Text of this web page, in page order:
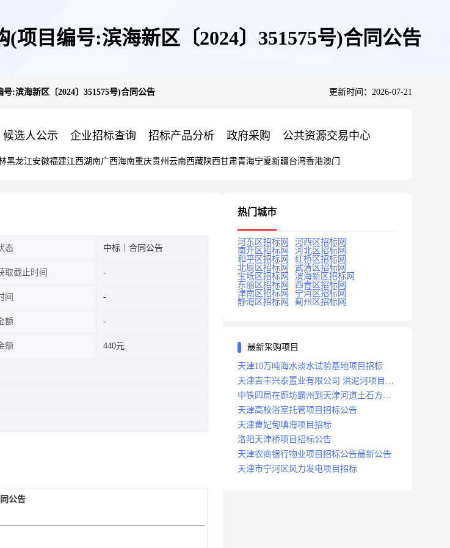
项目编号:滨海新区〔2024〕351575号)合同公告
:滨海新区〔2024〕351575号)合同公告 更新时间：2026-07-21
候选人公示 企业招标查询 招标产品分析 政府采购 公共资源交易中心
黑龙江安徽福建江西湖南广西海南重庆贵州 云南西藏陕西甘肃青海宁夏新疆台湾香港澳门
态 中标｜合同公告
取截止时间
间
额
额 440元
公告
热门城市
河东区招标网
河西区招标网
南开区招标网
河北区招标网
和平区招标网
红桥区招标网
北辰区招标网
武清区招标网
宝坻区招标网
滨海新区招标网
东丽区招标网
西青区招标网
津南区招标网
宁河区招标网
静海区招标网
蓟州区招标网
最新采购项目
天津10万吨海水淡水试验基地项目招标
天津吉丰兴泰置业有限公司 洪泥河项目招
标工程
中铁四局在廊坊霸州到天津河道土石方工
程项目招标
天津高校浴室托管项目招标公告
天津曹妃甸填海项目招标
洛阳天津桥项目招标公告
天津农商银行物业项目招标公告最新公告
天津市宁河区风力发电项目招标